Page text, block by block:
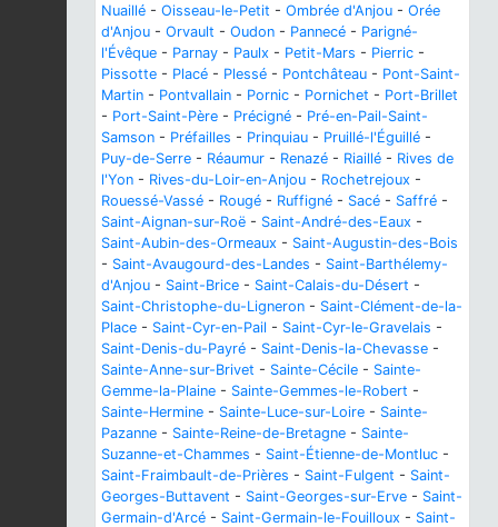
Nuaillé - Oisseau-le-Petit - Ombrée d'Anjou - Orée
d'Anjou - Orvault - Oudon - Pannecé - Parigné-
l'Évêque - Parnay - Paulx - Petit-Mars - Pierric -
Pissotte - Placé - Plessé - Pontchâteau - Pont-Saint-
Martin - Pontvallain - Pornic - Pornichet - Port-Brillet
- Port-Saint-Père - Précigné - Pré-en-Pail-Saint-
Samson - Préfailles - Prinquiau - Pruillé-l'Éguillé -
Puy-de-Serre - Réaumur - Renazé - Riaillé - Rives de
l'Yon - Rives-du-Loir-en-Anjou - Rochetrejoux -
Rouessé-Vassé - Rougé - Ruffigné - Sacé - Saffré -
Saint-Aignan-sur-Roë - Saint-André-des-Eaux -
Saint-Aubin-des-Ormeaux - Saint-Augustin-des-Bois
- Saint-Avaugourd-des-Landes - Saint-Barthélemy-
d'Anjou - Saint-Brice - Saint-Calais-du-Désert -
Saint-Christophe-du-Ligneron - Saint-Clément-de-la-
Place - Saint-Cyr-en-Pail - Saint-Cyr-le-Gravelais -
Saint-Denis-du-Payré - Saint-Denis-la-Chevasse -
Sainte-Anne-sur-Brivet - Sainte-Cécile - Sainte-
Gemme-la-Plaine - Sainte-Gemmes-le-Robert -
Sainte-Hermine - Sainte-Luce-sur-Loire - Sainte-
Pazanne - Sainte-Reine-de-Bretagne - Sainte-
Suzanne-et-Chammes - Saint-Étienne-de-Montluc -
Saint-Fraimbault-de-Prières - Saint-Fulgent - Saint-
Georges-Buttavent - Saint-Georges-sur-Erve - Saint-
Germain-d'Arcé - Saint-Germain-le-Fouilloux - Saint-